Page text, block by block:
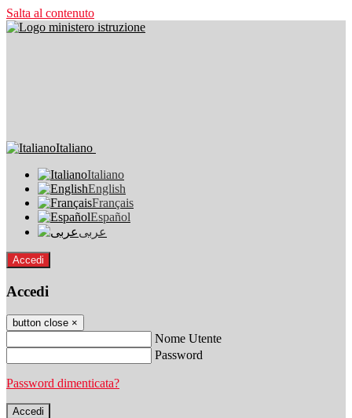
Salta al contenuto
Italiano
Italiano
English
Français
Español
عربى
Accedi
Accedi
button close ×
Nome Utente
Password
Password dimenticata?